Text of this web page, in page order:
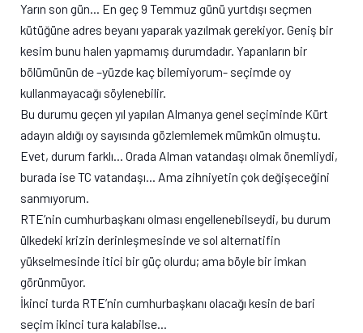
Yarın son gün… En geç 9 Temmuz günü yurtdışı seçmen
kütüğüne adres beyanı yaparak yazılmak gerekiyor. Geniş bir
kesim bunu halen yapmamış durumdadır. Yapanların bir
bölümünün de –yüzde kaç bilemiyorum- seçimde oy
kullanmayacağı söylenebilir.
Bu durumu geçen yıl yapılan Almanya genel seçiminde Kürt
adayın aldığı oy sayısında gözlemlemek mümkün olmuştu.
Evet, durum farklı… Orada Alman vatandaşı olmak önemliydi,
burada ise TC vatandaşı… Ama zihniyetin çok değişeceğini
sanmıyorum.
RTE’nin cumhurbaşkanı olması engellenebilseydi, bu durum
ülkedeki krizin derinleşmesinde ve sol alternatifin
yükselmesinde itici bir güç olurdu; ama böyle bir imkan
görünmüyor.
İkinci turda RTE’nin cumhurbaşkanı olacağı kesin de bari
seçim ikinci tura kalabilse…